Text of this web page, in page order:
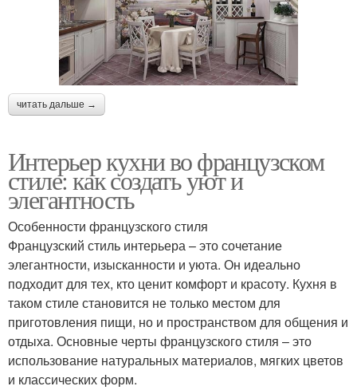
читать дальше →
Интерьер кухни во французском
стиле: как создать уют и
элегантность
Особенности французского стиля
Французский стиль интерьера – это сочетание
элегантности, изысканности и уюта. Он идеально
подходит для тех, кто ценит комфорт и красоту. Кухня в
таком стиле становится не только местом для
приготовления пищи, но и пространством для общения и
отдыха. Основные черты французского стиля – это
использование натуральных материалов, мягких цветов
и классических форм.